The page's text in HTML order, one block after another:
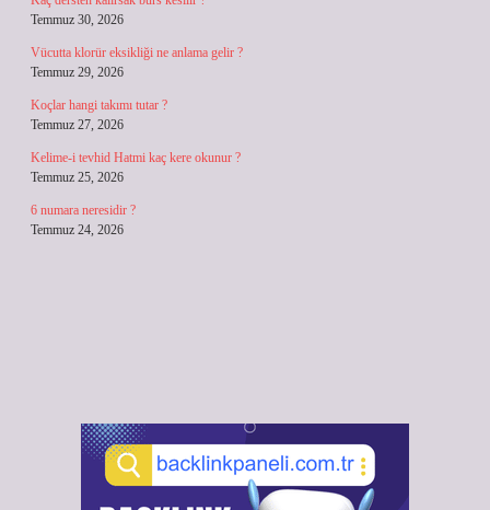
Temmuz 30, 2026
Vücutta klorür eksikliği ne anlama gelir ?
Temmuz 29, 2026
Koçlar hangi takımı tutar ?
Temmuz 27, 2026
Kelime-i tevhid Hatmi kaç kere okunur ?
Temmuz 25, 2026
6 numara neresidir ?
Temmuz 24, 2026